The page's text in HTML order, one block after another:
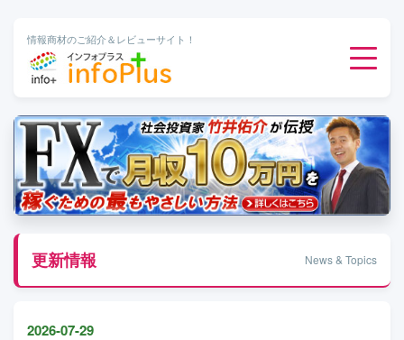
情報商材のご紹介＆レビューサイト！
ダウンロード販売
有料メルマガ
オンライン物販
更新情報 News & Topics
2026-07-29